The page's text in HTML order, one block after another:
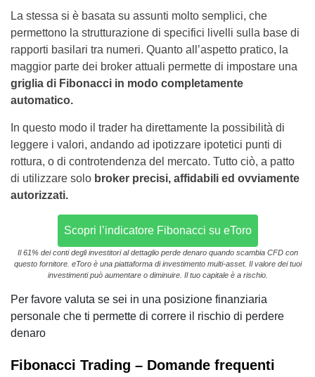
La stessa si è basata su assunti molto semplici, che
permettono la strutturazione di specifici livelli sulla base di
rapporti basilari tra numeri. Quanto all’aspetto pratico, la
maggior parte dei broker attuali permette di impostare una
griglia di Fibonacci in modo completamente
automatico.
In questo modo il trader ha direttamente la possibilità di
leggere i valori, andando ad ipotizzare ipotetici punti di
rottura, o di controtendenza del mercato. Tutto ciò, a patto
di utilizzare solo broker precisi, affidabili ed ovviamente
autorizzati.
Scopri l’indicatore Fibonacci su eToro
Il 61% dei conti degli investitori al dettaglio perde denaro quando scambia CFD con
questo fornitore. eToro è una piattaforma di investimento multi-asset. Il valore dei tuoi
investimenti può aumentare o diminuire. Il tuo capitale è a rischio.
Per favore valuta se sei in una posizione finanziaria
personale che ti permette di correre il rischio di perdere
denaro
Fibonacci Trading – Domande frequenti